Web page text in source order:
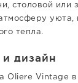
столовой или
уюта,
тепла.
дизайн
Oliere Vintage